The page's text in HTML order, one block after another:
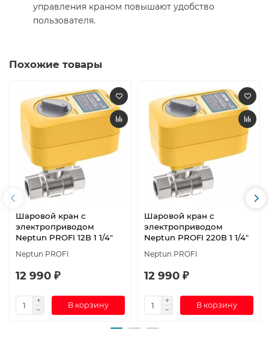
управления краном повышают удобство
пользователя.
Похожие товары
Шаровой кран с
электроприводом
Neptun PROFI 12В 1 1/4"
Neptun PROFI
12 990 ₽
В корзину
Шаровой кран с
электроприводом
Neptun PROFI 220В 1 1/4"
Neptun PROFI
12 990 ₽
В корзину